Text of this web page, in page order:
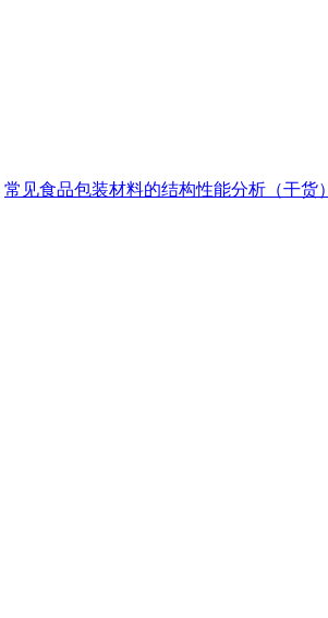
常见食品包装材料的结构性能分析（干货）